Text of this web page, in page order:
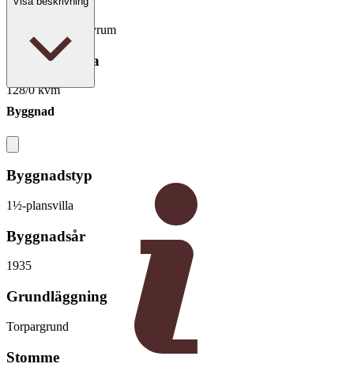
3 rum varav 2 sovrum
Boarea/Biarea
128/0 kvm
Byggnad
Byggnadstyp
1½-plansvilla
Byggnadsår
1935
Grundläggning
Torpargrund
Stomme